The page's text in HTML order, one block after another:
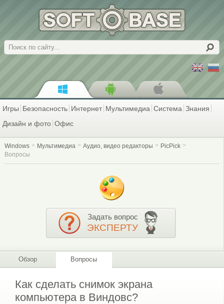
Поиск
Игры Безопасность Интернет Мультимедиа Система Знания
Дизайн и фото Офис
Windows Мультимедиа Аудио, видео редакторы
PicPick
Вопросы
Задать вопрос
ЭКСПЕРТУ
Обзор Вопросы
Как сделать снимок экрана
компьютера в Виндовс?